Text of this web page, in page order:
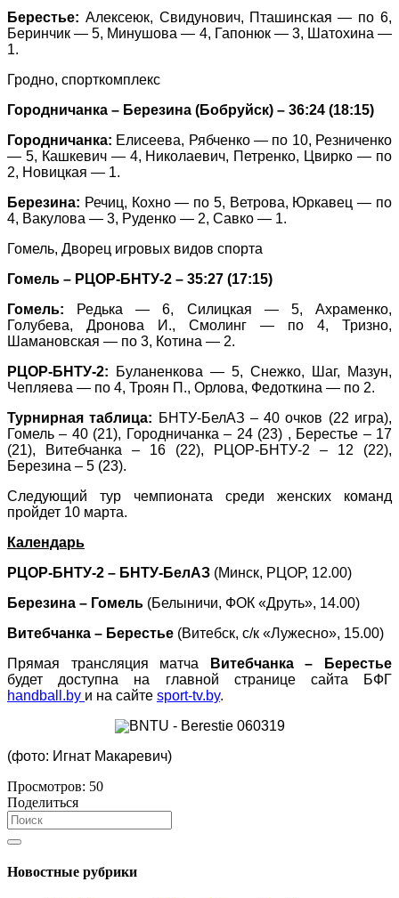
Берестье: Алексеюк, Свидунович, Пташинская — по 6,
Беринчик — 5, Минушова — 4, Гапонюк — 3, Шатохина —
1.
Гродно, спорткомплекс
Городничанка – Березина (Бобруйск) – 36:24 (18:15)
Городничанка: Елисеева, Рябченко — по 10, Резниченко
— 5, Кашкевич — 4, Николаевич, Петренко, Цвирко — по
2, Новицкая — 1.
Березина: Речиц, Кохно — по 5, Ветрова, Юркавец — по
4, Вакулова — 3, Руденко — 2, Савко — 1.
Гомель, Дворец игровых видов спорта
Гомель – РЦОР-БНТУ-2 – 35:27 (17:15)
Гомель: Редька — 6, Силицкая — 5, Ахраменко,
Голубева, Дронова И., Смолинг — по 4, Тризно,
Шамановская — по 3, Котина — 2.
РЦОР-БНТУ-2: Буланенкова — 5, Снежко, Шаг, Мазун,
Чепляева — по 4, Троян П., Орлова, Федоткина — по 2.
Турнирная таблица: БНТУ-БелАЗ – 40 очков (22 игра),
Гомель – 40 (21), Городничанка – 24 (23) , Берестье – 17
(21), Витебчанка – 16 (22), РЦОР-БНТУ-2 – 12 (22),
Березина – 5 (23).
Следующий тур чемпионата среди женских команд
пройдет 10 марта.
Календарь
РЦОР-БНТУ-2 – БНТУ-БелАЗ (Минск, РЦОР, 12.00)
Березина – Гомель (Белыничи, ФОК «Друть», 14.00)
Витебчанка – Берестье (Витебск, с/к «Лужесно», 15.00)
Прямая трансляция матча
Витебчанка – Берестье
будет доступна на главной странице сайта БФГ
handball.by и на сайте sport-tv.by.
(фото: Игнат Макаревич)
Просмотров: 50
Поделиться
Новостные рубрики